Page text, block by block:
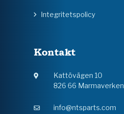
Integritetspolicy
Kontakt
Kattövägen 10
826 66 Marmaverken
info@ntsparts.com